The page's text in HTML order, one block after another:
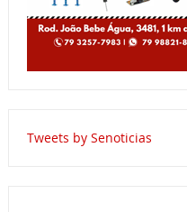
Tweets by Senoticias